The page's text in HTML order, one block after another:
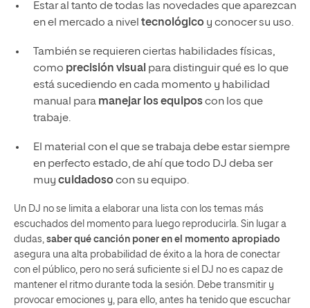
Estar al tanto de todas las novedades que aparezcan
en el mercado a nivel tecnológico y conocer su uso.
También se requieren ciertas habilidades físicas,
como precisión visual para distinguir qué es lo que
está sucediendo en cada momento y habilidad
manual para manejar los equiposcon los que
trabaje.
El material con el que se trabaja debe estar siempre
en perfecto estado, de ahí que todo DJ deba ser
muy cuidadosocon su equipo.
Un DJ no se limita a elaborar una lista con los temas más
escuchados del momento para luego reproducirla. Sin lugar a
dudas, saber qué canción poner en el momento apropiado
asegura una alta probabilidad de éxito a la hora de conectar
con el público, pero no será suficiente si el DJ no es capaz de
mantener el ritmo durante toda la sesión. Debe transmitir y
provocar emociones y, para ello, antes ha tenido que escuchar